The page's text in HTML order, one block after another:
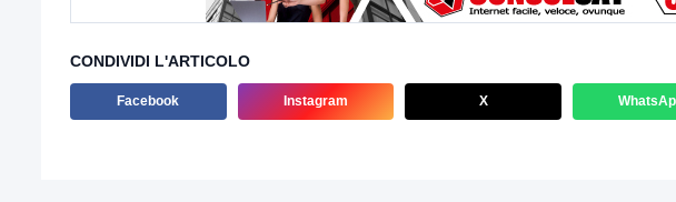
CONDIVIDI L'ARTICOLO
Facebook Instagram X